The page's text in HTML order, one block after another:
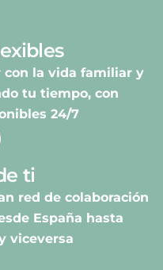
con la vida familiar y
tu tiempo, con
24/7
ti
red de colaboración
España hasta
viceversa